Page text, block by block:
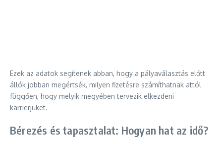
Ezek az adatok segítenek abban, hogy a pályaválasztás előtt
állók jobban megértsék, milyen fizetésre számíthatnak attól
függően, hogy melyik megyében tervezik elkezdeni
karrierjüket.
Bérezés és tapasztalat: Hogyan hat az idő?